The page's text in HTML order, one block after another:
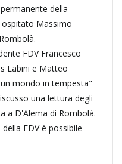
della
Massimo
FDV Francesco
Labini e Matteo
mondo in tempesta"
una lettura degli
a D'Alema di Rombolà.
FDV è possibile